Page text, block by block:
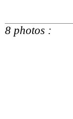
8 photos :